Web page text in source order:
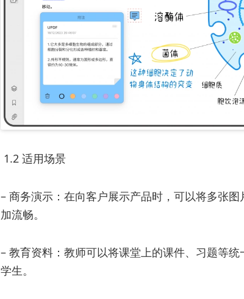
1.2 适用场景
– 商务演示：在向客户展示产品时，可以将多张
加流畅。
– 教育资料：教师可以将课堂上的课件、习题等
学生。